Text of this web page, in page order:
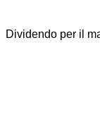
Dividendo per il